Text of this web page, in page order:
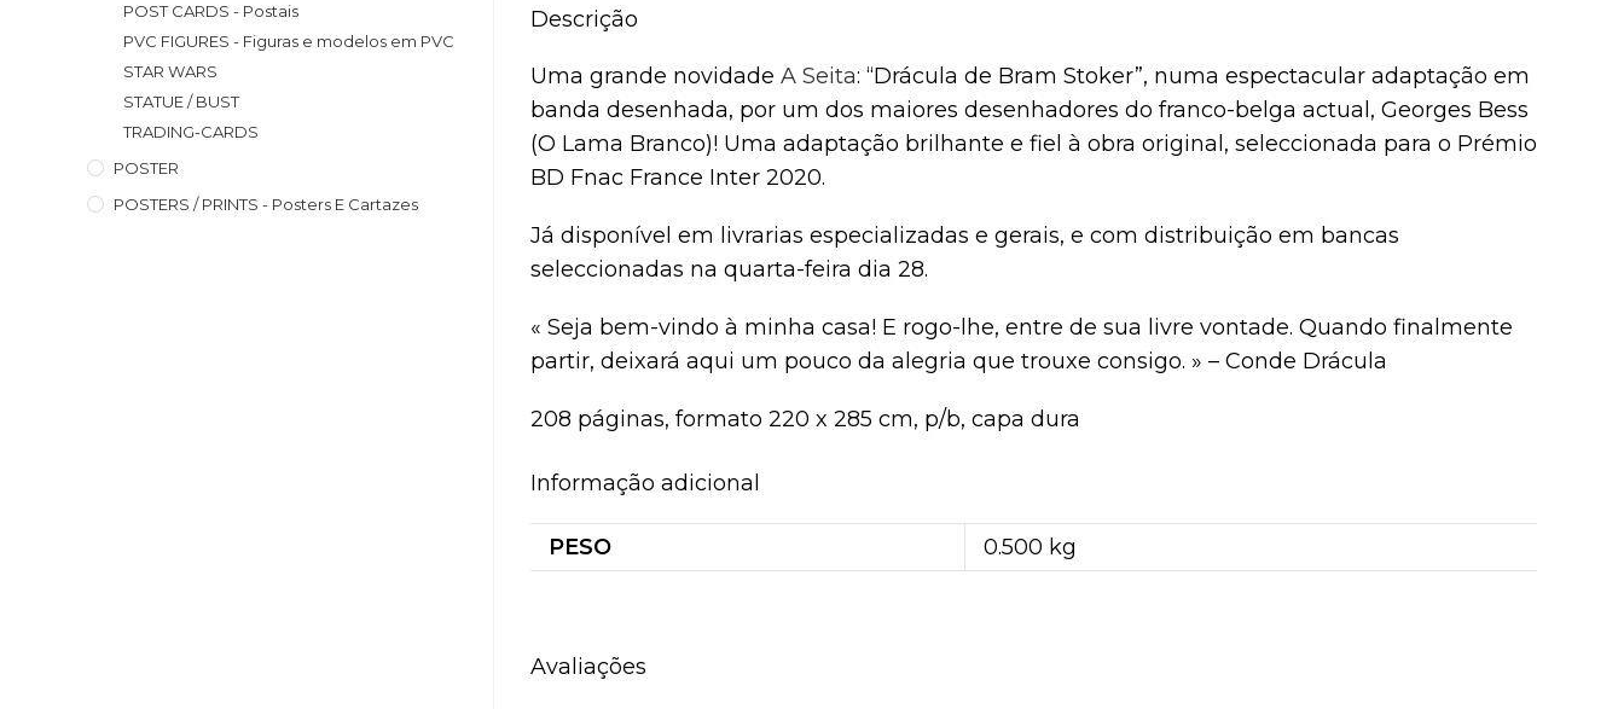
Descrição
Uma grande novidade A Seita: “Drácula de Bram Stoker”, numa espectacular adaptação em
banda desenhada, por um dos maiores desenhadores do franco-belga actual, Georges Bess
(O Lama Branco)! Uma adaptação brilhante e fiel à obra original, seleccionada para o Prémio
BD Fnac France Inter 2020.
Já disponível em livrarias especializadas e gerais, e com distribuição em bancas
seleccionadas na quarta-feira dia 28.
« Seja bem-vindo à minha casa! E rogo-lhe, entre de sua livre vontade. Quando finalmente
partir, deixará aqui um pouco da alegria que trouxe consigo. » – Conde Drácula
208 páginas, formato 220 x 285 cm, p/b, capa dura
Informação adicional
PESO 0.500 kg
Avaliações
POST CARDS - Postais
PVC FIGURES - Figuras e modelos em PVC
STAR WARS
STATUE / BUST
TRADING-CARDS
POSTER
POSTERS / PRINTS - Posters E Cartazes